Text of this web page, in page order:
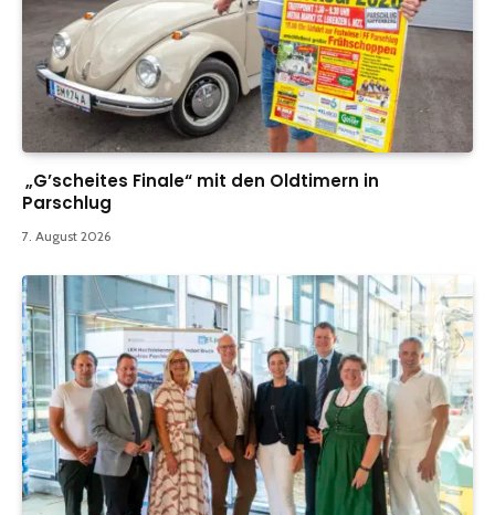
„G’scheites Finale“ mit den Oldtimern in
Parschlug
7. August 2026